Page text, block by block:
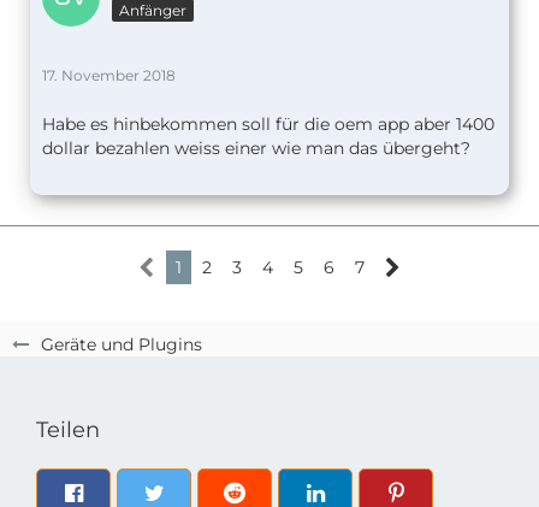
Geräte und Plugins
Anfänger
17. November 2018
Habe es hinbekommen soll für die oem app aber 1400
dollar bezahlen weiss einer wie man das übergeht?
1 2 3 4 5 6 7
Teilen